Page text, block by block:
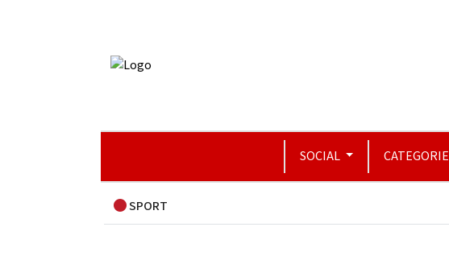
SOCIAL CATEGORIE
SPORT